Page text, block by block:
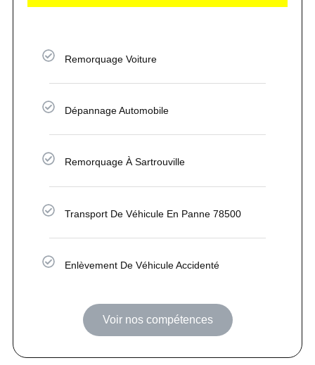
Remorquage Voiture
Dépannage Automobile
Remorquage À Sartrouville
Transport De Véhicule En Panne 78500
Enlèvement De Véhicule Accidenté
Voir nos compétences